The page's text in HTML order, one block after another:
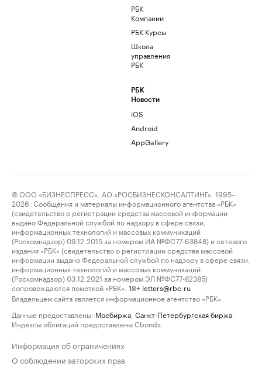
РБК
Компании
РБК Курсы
Школа
управления
РБК
РБК
Новости
iOS
Android
AppGallery
© ООО «БИЗНЕСПРЕСС», АО «РОСБИЗНЕСКОНСАЛТИНГ», 1995–
2026. Сообщения и материалы информационного агентства «РБК»
(свидетельство о регистрации средства массовой информации
выдано Федеральной службой по надзору в сфере связи,
информационных технологий и массовых коммуникаций
(Роскомнадзор) 09.12.2015 за номером ИА №ФС77-63848) и сетевого
издания «РБК» (свидетельство о регистрации средства массовой
информации выдано Федеральной службой по надзору в сфере связи,
информационных технологий и массовых коммуникаций
(Роскомнадзор) 03.12.2021 за номером ЭЛ №ФС77-82385)
сопровождаются пометкой «РБК».
18+ letters@rbc.ru
Владельцем сайта является информационное агентство «РБК».
Данные предоставлены: Мосбиржа Санкт-Петербургская биржа
Индексы облигаций предоставлены Cbonds.
Информация об ограничениях
О соблюдении авторских прав